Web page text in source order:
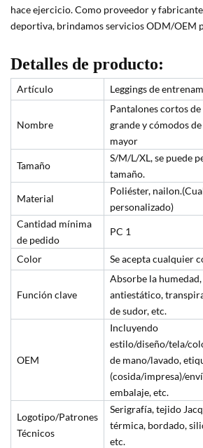
hace ejercicio. Como proveedor y
deportiva, brindamos servicios ODM/OEM
Detalles de producto:
Artículo Leggings de
Nombre
Pantalones cortos
grande y cómodos
mayor
Tamaño
S/M/L/XL, se puede
tamaño.
Material
Poliéster, nailon
personalizado)
Cantidad mínima
de pedido
PC 1
Color Se acepta cualquier
Función clave
Absorbe la
antiestático,
de sudor, etc.
OEM
Incluyendo
estilo/diseño/tela/
de mano/lavado,
(cosida/impresa)/
embalaje, etc.
Logotipo/Patrones
Técnicos
Serigrafía, tejido
térmica, bordado,
etc.